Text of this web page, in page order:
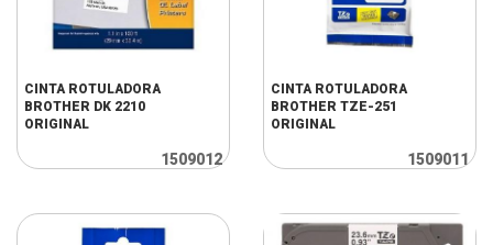
CINTA ROTULADORA
BROTHER DK 2210
ORIGINAL
1509012
CINTA ROTULADORA
BROTHER TZE-251
ORIGINAL
1509011